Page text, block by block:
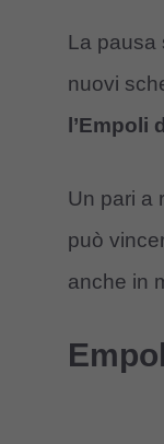
La pausa
nuovi
l’Empoli
Un pari a
può
anche in